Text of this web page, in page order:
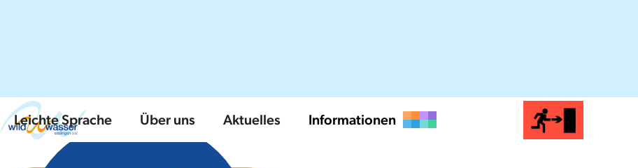
Leichte Sprache Über uns Aktuelles Informationen